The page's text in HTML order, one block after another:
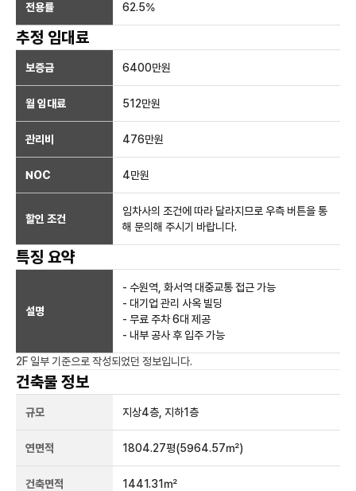
전용률 62.5%
추정 임대료
보증금 6400만원
월 임대료 512만원
관리비 476만원
NOC 4만원
할인 조건
임차사의 조건에 따라 달라지므로 우측 버튼을 통
해 문의해 주시기 바랍니다.
특징 요약
설명
- 수원역, 화서역 대중교통 접근 가능
- 대기업 관리 사옥 빌딩
- 무료 주차 6대 제공
- 내부 공사 후 입주 가능
2F 일부 기준으로 작성되었던 정보입니다.
건축물 정보
규모 지상4층, 지하1층
연면적 1804.27평(5964.57㎡)
건축면적 1441.31㎡